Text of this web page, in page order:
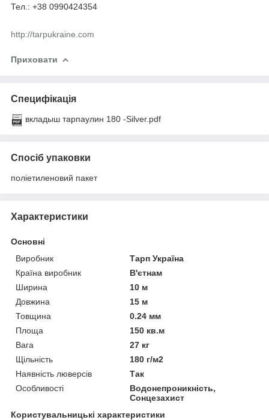
Тел.: +38 0990424354
http://tarpukraine.com
Приховати
Специфікація
вкладыш тарпаулин 180 -Silver.pdf
Спосіб упаковки
поліетиленовий пакет
Характеристики
Основні
Виробник
Тарп Україна
Країна виробник
В'єтнам
Ширина
10 м
Довжина
15 м
Товщина
0.24 мм
Площа
150 кв.м
Вага
27 кг
Щільність
180 г/м2
Наявність люверсів
Так
Особливості
Водонепроникність,
Сонцезахист
Користувальницькі характеристики